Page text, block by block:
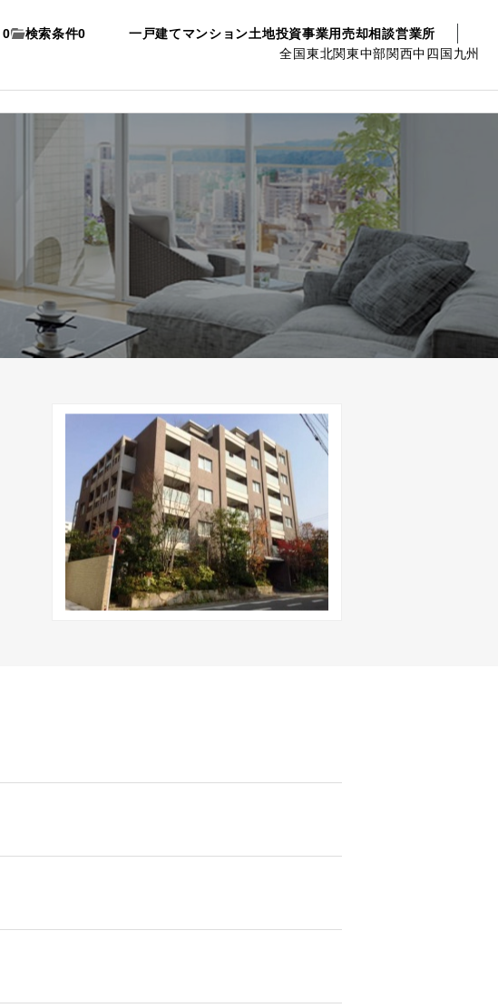
一戸建てマンション土地投資事業用売却相談営業所
全国東北関東中部関西中四国九州
0 検索条件0